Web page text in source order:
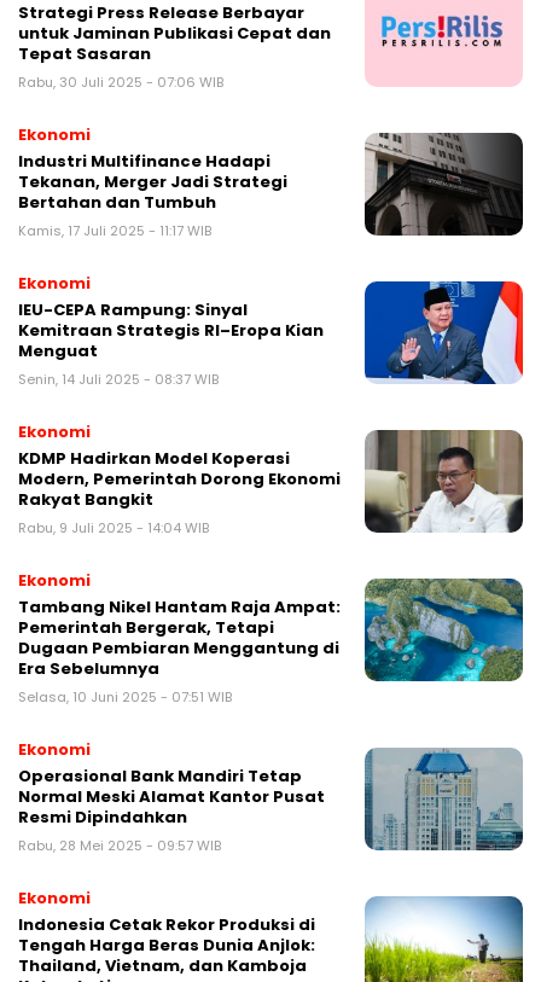
Strategi Press Release Berbayar
untuk Jaminan Publikasi Cepat dan
Tepat Sasaran
Rabu, 30 Juli 2025 - 07:06 WIB
Ekonomi
Industri Multifinance Hadapi
Tekanan, Merger Jadi Strategi
Bertahan dan Tumbuh
Kamis, 17 Juli 2025 - 11:17 WIB
Ekonomi
IEU-CEPA Rampung: Sinyal
Kemitraan Strategis RI–Eropa Kian
Menguat
Senin, 14 Juli 2025 - 08:37 WIB
Ekonomi
KDMP Hadirkan Model Koperasi
Modern, Pemerintah Dorong Ekonomi
Rakyat Bangkit
Rabu, 9 Juli 2025 - 14:04 WIB
Ekonomi
Tambang Nikel Hantam Raja Ampat:
Pemerintah Bergerak, Tetapi
Dugaan Pembiaran Menggantung di
Era Sebelumnya
Selasa, 10 Juni 2025 - 07:51 WIB
Ekonomi
Operasional Bank Mandiri Tetap
Normal Meski Alamat Kantor Pusat
Resmi Dipindahkan
Rabu, 28 Mei 2025 - 09:57 WIB
Ekonomi
Indonesia Cetak Rekor Produksi di
Tengah Harga Beras Dunia Anjlok:
Thailand, Vietnam, dan Kamboja